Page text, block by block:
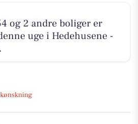
og 2 andre boliger er
uge i Hedehusene -